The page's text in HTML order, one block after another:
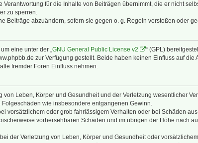
Verantwortung für die Inhalte von Beiträgen übernimmt, die er nicht
zu sperren.
Beiträge abzuändern, sofern sie gegen o. g. Regeln verstoßen oder
eine unter der „GNU General Public License v2
“ (GPL)
zur Verfügung gestellt. Beide haben keinen Einfluss auf
fremder Foren Einfluss nehmen.
von Leben, Körper und Gesundheit und der Verletzung wesentlicher
wie insbesondere entgangenen Gewinn.
vorsätzlichem oder grob fahrlässigem Verhalten oder bei Schäden
vorhersehbaren Schäden und im übrigen der Höhe nach
der Verletzung von Leben, Körper und Gesundheit oder